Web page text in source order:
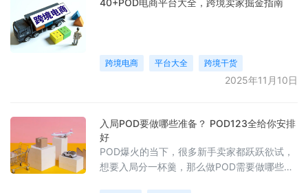
40+POD电商平台大全，跨境卖家掘金指南
跨境电商 平台大全 跨境干货
2025年11月10日
入局POD要做哪些准备？ POD123全给你安排
好
POD爆火的当下，很多新手卖家都跃跃欲试，
想要入局分一杯羹，那么做POD需要做哪些准